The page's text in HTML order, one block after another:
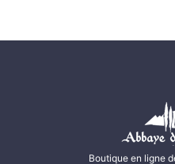
Boutique en ligne